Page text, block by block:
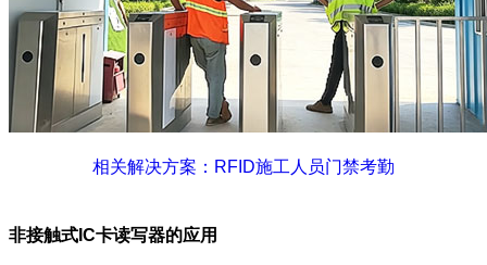
相关解决方案：RFID施工人员门禁考勤
非接触式IC卡读写器的应用